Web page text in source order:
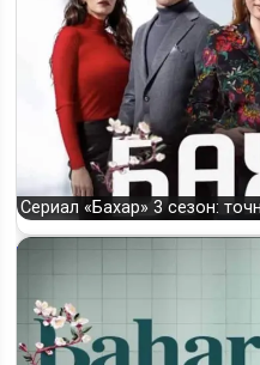
Сериал «Бахар» 3 сезон: